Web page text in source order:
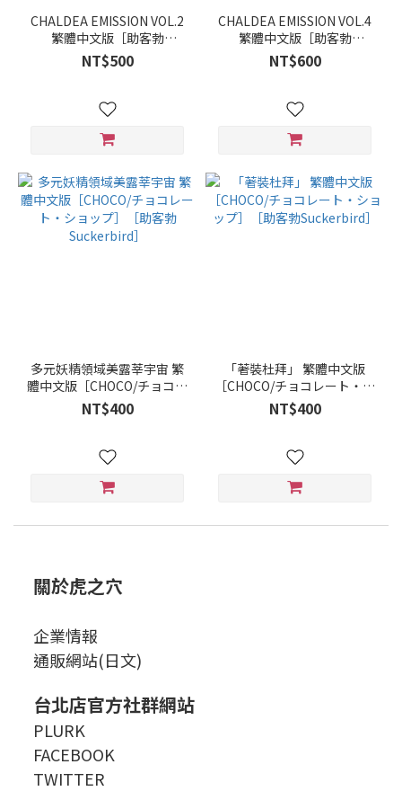
CHALDEA EMISSION VOL.2
繁體中文版［助客勃
Suckerbird］［メリュジー
ヌ、バーヴァン・シー、オ
NT$500
CHALDEA EMISSION VOL.4
繁體中文版［助客勃
Suckerbird］［メリュジー
ヌ、オーロラ］
NT$600
多元妖精領域美露莘宇宙 繁
體中文版［CHOCO/チョコレ
ート・ショップ］［助客勃
Suckerbird］
NT$400
「著裝杜拜」 繁體中文版
［CHOCO/チョコレート・シ
ョップ］［助客勃
Suckerbird］
NT$400
關於虎之穴
企業情報
通販網站(日文)
台北店官方社群網站
PLURK
FACEBOOK
TWITTER